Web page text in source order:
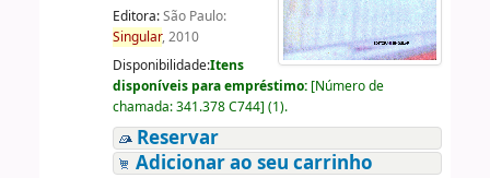
Editora:São Paulo:
Singular, 2010
Disponibilidade:Itens
disponíveis para empréstimo: [Número de
chamada:341.378 C744] (1).
Reservar
Adicionar ao seu carrinho